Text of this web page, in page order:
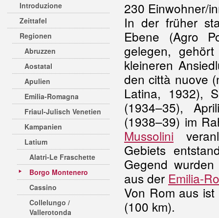
Introduzione
Zeittafel
Regionen
Abruzzen
Aostatal
Apulien
Emilia-Romagna
Friaul-Julisch Venetien
Kampanien
Latium
Alatri-Le Fraschette
Borgo Montenero
Cassino
Collelungo /
Vallerotonda
230 Einwohner/
In der früher
Ebene (Agro
gelegen,
kleineren
den città nuove
Latina, 1932),
(1934–35),
(1938–39) im
Mussolini
Gebiets
Gegend
aus der Emilia-
Von Rom aus
(100 km).